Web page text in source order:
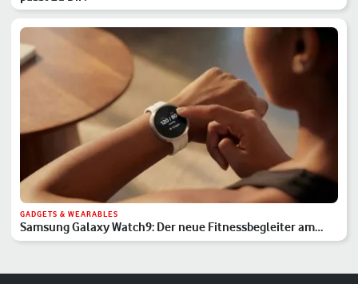
GADGETS & WEARABLES
Samsung Galaxy Watch9: Der neue Fitnessbegleiter am
Handgelenk